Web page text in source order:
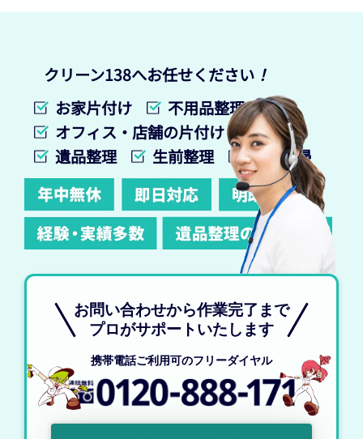
クリーン138へお任せください ！
お家片付け
不用品整理
オフィス・店舗の片付け
遺品整理
生前整理 特殊清掃
お問い合わせから作業完了まで
プロがサポートいたします
携帯電話ご利用可のフリーダイヤル